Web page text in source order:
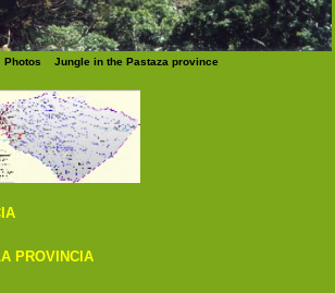
PROVINCIA
Photos Jungle in the Pastaza province